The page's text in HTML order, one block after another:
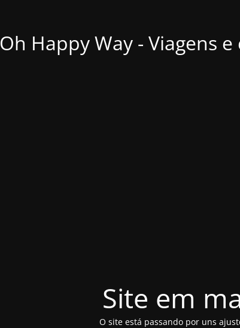
Oh Happy Way - Viagens
Site em
O site está passando por uns